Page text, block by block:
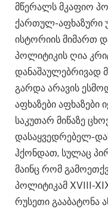
მწერალს მკაფიო
ქართულ-აფხაზური
ისტორიის მიმართ
პოლიტიკის ღია
დანაშაულებრივად
გარდა არავის
აფხაზები
საკუთარ მიწაზე
დასაყვედრებელ-
ჰქონდათ, სულაც
მაინც რომ
პოლიტიკამ XVIII-XIX
რუსეთი გააბატონა